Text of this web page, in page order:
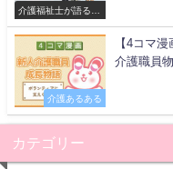
介護福祉士が語る現
場
介護あるある
【4コマ
介護職員
カテゴリー